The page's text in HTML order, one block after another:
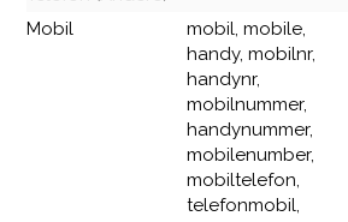
Mobil
mobil, mobile,
handy, mobilnr,
handynr,
mobilnummer,
handynummer,
mobilenumber,
mobiltelefon,
telefonmobil,